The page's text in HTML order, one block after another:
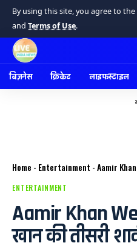
By using this site, you agree to the
and Terms of Use.
बिज़नेस क्रिकेट लाइफस्टाइल
a
Home - Entertainment -Aamir Khan
ENTERTAINMENT
Aamir Khan
खान की तीसरी